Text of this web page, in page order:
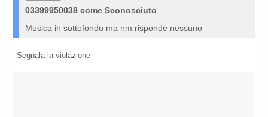
03399950038 come Sconosciuto
Musica in sottofondo ma nm risponde nessuno
Segnala la violazione